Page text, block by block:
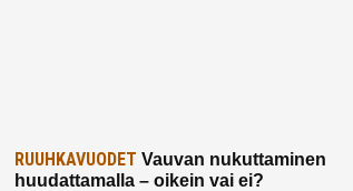
RUUHKAVUODET Vauvan nukuttaminen
huudattamalla – oikein vai ei?